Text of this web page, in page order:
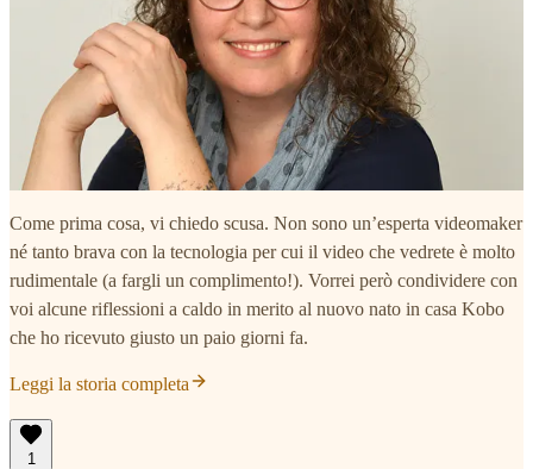
Come prima cosa, vi chiedo scusa. Non sono un’esperta videomaker
né tanto brava con la tecnologia per cui il video che vedrete è molto
rudimentale (a fargli un complimento!). Vorrei però condividere con
voi alcune riflessioni a caldo in merito al nuovo nato in casa Kobo
che ho ricevuto giusto un paio giorni fa.
Leggi la storia completa
1